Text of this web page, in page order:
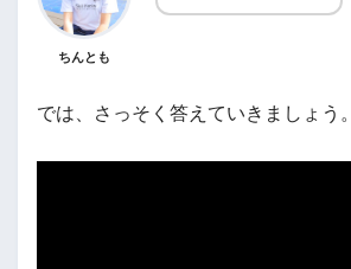
ちんとも
では、さっそく答えていきましょう。